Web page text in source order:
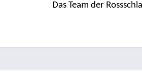
Das Team der